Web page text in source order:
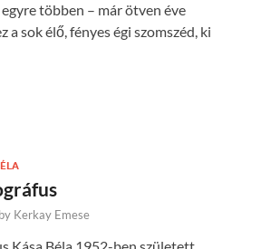
többen – már ötven éve
sok élő, fényes égi szomszéd, ki
by Kerkay Emese